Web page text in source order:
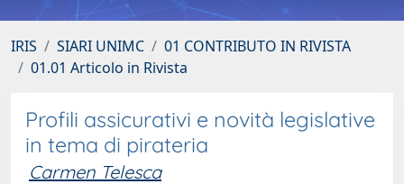
IRIS SIARI UNIMC
01 CONTRIBUTO IN RIVISTA
01.01 Articolo in Rivista
Profili assicurativi e novità legislative
in tema di pirateria
Carmen Telesca